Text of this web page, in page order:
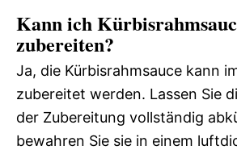
Kann ich
zubereiten?
Ja, die Kürbisrahmsauce kann
zubereitet werden. Lassen Sie
der Zubereitung vollständig
bewahren Sie sie in einem